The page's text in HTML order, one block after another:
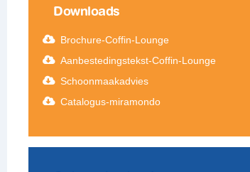
Downloads
Brochure-Coffin-Lounge
Aanbestedingstekst-Coffin-Lounge
Schoonmaakadvies
Catalogus-miramondo